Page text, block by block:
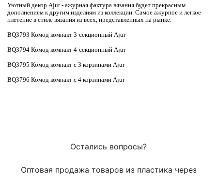
Уютный декор Ajur - ажурная фактура вязания будет прекрасным
дополнением к другим изделиям из коллекции. Самое ажурное и легкое
плетение в стиле вязания из всех, представленных на рынке.
BQ3793 Комод компакт 3-секционный Ajur
BQ3794 Комод компакт 4-секционный Ajur
BQ3795 Комод компакт с 3 корзинами Ajur
BQ3796 Комод компакт с 4 корзинами Ajur
Остались вопросы?
Оптовая продажа товаров из пластика через